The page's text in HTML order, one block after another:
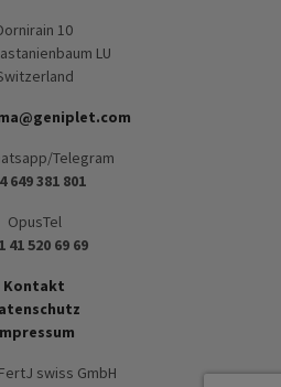
10
LU
Telegram
649 381 801
OpusTel
41 520 69 69
Kontakt
swiss GmbH